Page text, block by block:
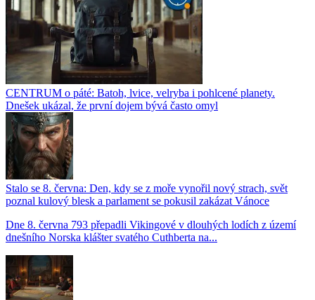
CENTRUM o páté: Batoh, lvice, velryba i pohlcené planety.
Dnešek ukázal, že první dojem bývá často omyl
Stalo se 8. června: Den, kdy se z moře vynořil nový strach, svět
poznal kulový blesk a parlament se pokusil zakázat Vánoce
Dne 8. června 793 přepadli Vikingové v dlouhých lodích z území
dnešního Norska klášter svatého Cuthberta na...